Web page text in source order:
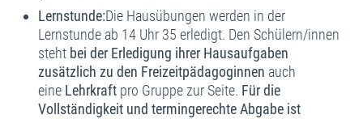
Lernstunde:Die Hausübungen werden in der
Lernstunde ab 14 Uhr 35 erledigt. Den Schülern/innen
stehtbei der Erledigung ihrer Hausaufgaben
zusätzlich zu den Freizeitpädagoginnen auch
eineLehrkraftpro Gruppe zur Seite. Für die
Vollständigkeit und termingerechte Abgabe ist